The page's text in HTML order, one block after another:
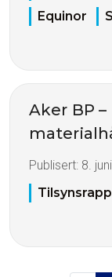
Equinor
Aker BP
Publisert: 8.